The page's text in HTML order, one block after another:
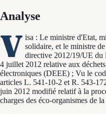
Analyse
V isa : Le ministre d'Etat,
solidaire, et le ministre
directive 2012/19/UE du
4 juillet 2012 relative aux
électroniques (DEEE) ; Vu le
articles L. 541-10-2 et R. 543-
juin 2012 modifié relatif à la
charges des éco-organismes de